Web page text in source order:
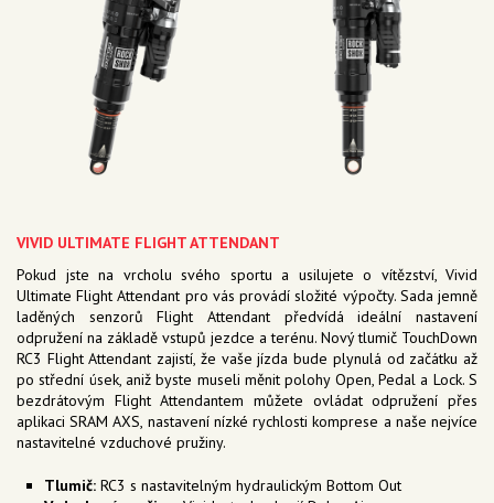
VIVID ULTIMATE FLIGHT ATTENDANT
Pokud jste na vrcholu svého sportu a usilujete o vítězství, Vivid
Ultimate Flight Attendant pro vás provádí složité výpočty. Sada jemně
laděných senzorů Flight Attendant předvídá ideální nastavení
odpružení na základě vstupů jezdce a terénu. Nový tlumič TouchDown
RC3 Flight Attendant zajistí, že vaše jízda bude plynulá od začátku až
po střední úsek, aniž byste museli měnit polohy Open, Pedal a Lock. S
bezdrátovým Flight Attendantem můžete ovládat odpružení přes
aplikaci SRAM AXS, nastavení nízké rychlosti komprese a naše nejvíce
nastavitelné vzduchové pružiny.
Tlumič: RC3 s nastavitelným hydraulickým Bottom Out